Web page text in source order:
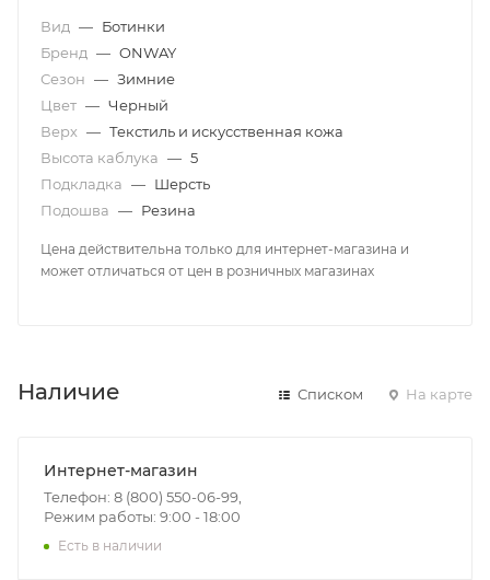
Вид — Ботинки
Бренд — ONWAY
Сезон — Зимние
Цвет — Черный
Верх — Текстиль и искусственная кожа
Высота каблука — 5
Подкладка — Шерсть
Подошва — Резина
Цена действительна только для интернет-магазина и
может отличаться от цен в розничных магазинах
Наличие Списком На карте
Интернет-магазин
Телефон: 8 (800) 550-06-99,
Режим работы: 9:00 - 18:00
Есть в наличии